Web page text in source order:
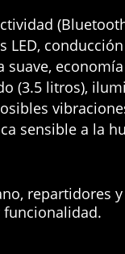
LED,
suave,
(3.5 litros),
sensible a la
repartidores
funcionalidad.